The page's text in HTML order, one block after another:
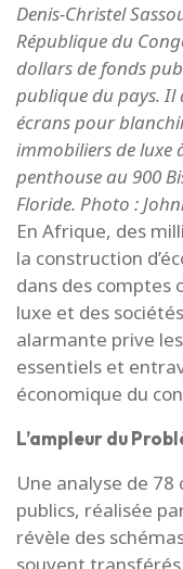
Denis-Christel
République du
dollars de fonds
publique du pays. Il
écrans pour
immobiliers de luxe
penthouse au 900
Floride. Photo :
En Afrique, des
la construction
dans des comptes
luxe et des
alarmante prive
essentiels et
économique du
L’ampleur du
Une analyse de
publics, réalisée
révèle des